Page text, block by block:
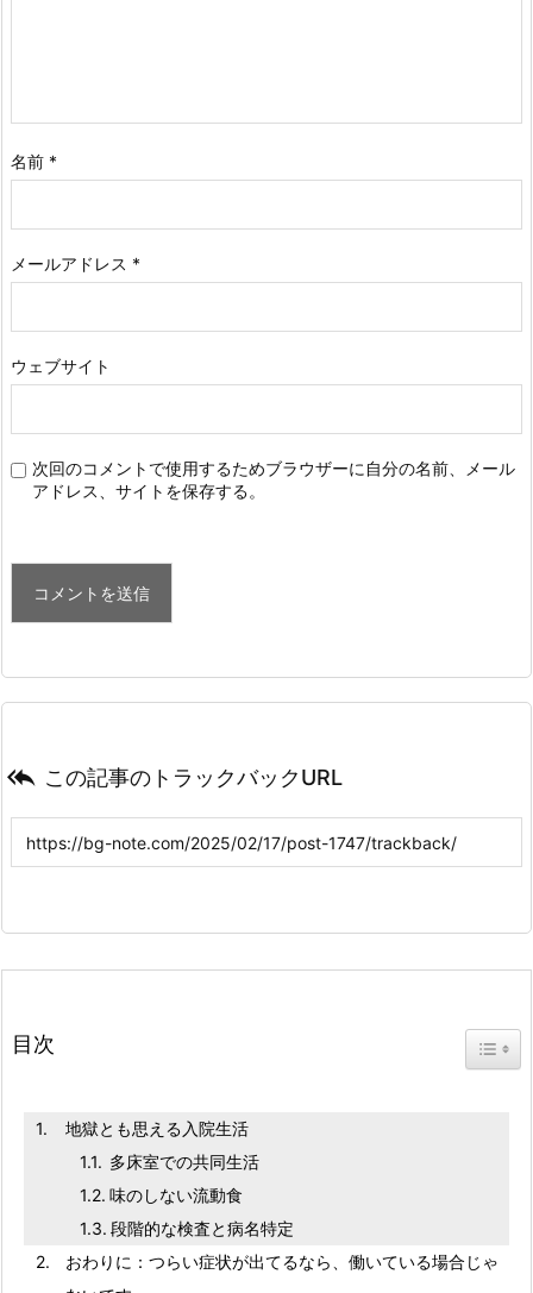
名前 *
メールアドレス *
ウェブサイト
次回のコメントで使用するためブラウザーに自分の名前、メール
アドレス、サイトを保存する。
 この記事のトラックバックURL
目次
地獄とも思える入院生活
多床室での共同生活
味のしない流動食
段階的な検査と病名特定
おわりに：つらい症状が出てるなら、働いている場合じゃ